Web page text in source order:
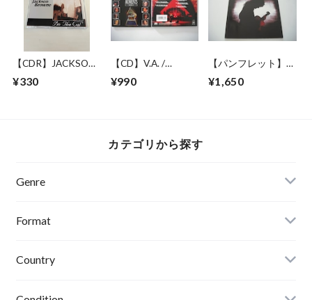
【CDR】JACKSON
BROWNE / I'M THE
CAT
¥330
【CD】V.A. /
GRAMMY'S
GREATEST
¥990
【パンフレット】
BRIAN MAY BAND
(QUEEN) / BACK TO
¥1,650
カテゴリから探す
Genre
Format
Country